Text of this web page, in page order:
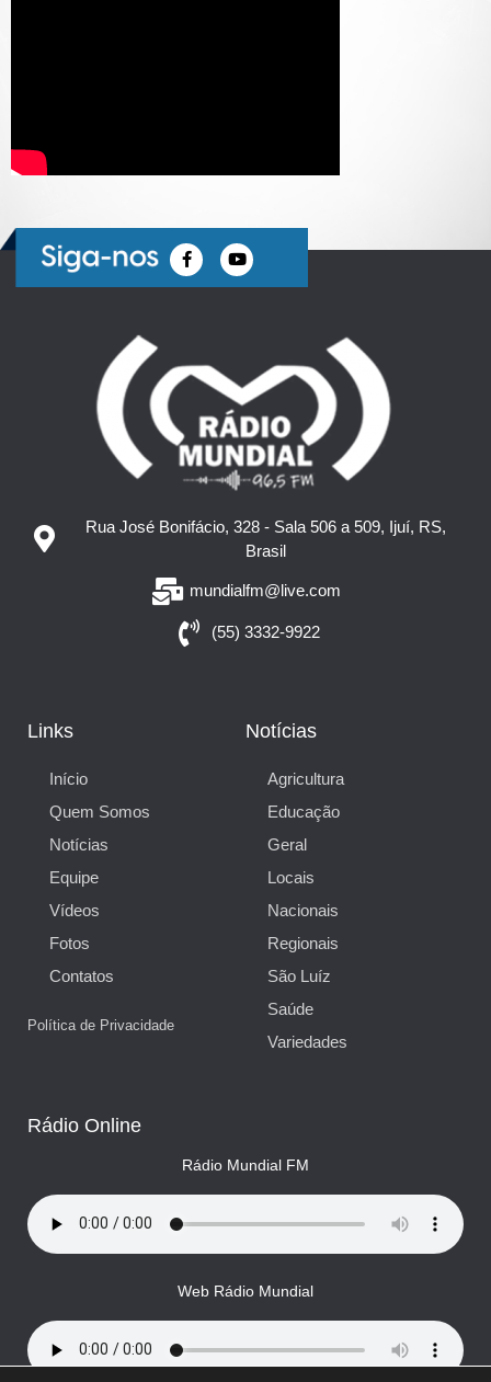
Rua José Bonifácio, 328 - Sala 506 a 509, Ijuí, RS,
Brasil
mundialfm@live.com
(55) 3332-9922
Links
Início
Quem Somos
Notícias
Equipe
Vídeos
Fotos
Contatos
Política de Privacidade
Notícias
Agricultura
Educação
Geral
Locais
Nacionais
Regionais
São Luíz
Saúde
Variedades
Rádio Online
Rádio Mundial FM
Web Rádio Mundial